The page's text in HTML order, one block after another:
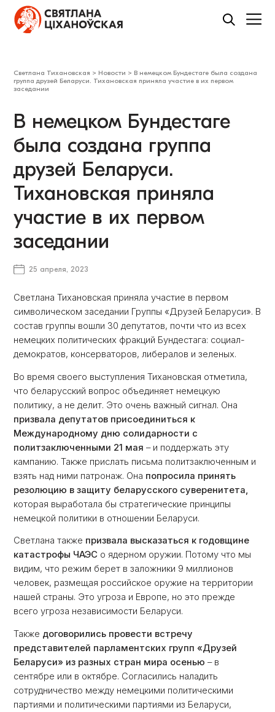
Светлана Тихановская > Новости > В немецком Бундестаге была создана
группа друзей Беларуси. Тихановская приняла участие в их первом
заседании
В немецком Бундестаге
была создана группа
друзей Беларуси.
Тихановская приняла
участие в их первом
заседании
25 апреля, 2023
Светлана Тихановская приняла участие в первом
символическом заседании Группы «Друзей Беларуси». В
состав группы вошли 30 депутатов, почти что из всех
немецких политических фракций Бундестага: социал-
демократов, консерваторов, либералов и зеленых.
Во время своего выступления Тихановская отметила,
что беларусский вопрос объединяет немецкую
политику, а не делит. Это очень важный сигнал. Она
призвала депутатов присоединиться к
Международному дню солидарности с
политзаключенными 21 мая – и поддержать эту
кампанию. Также прислать письма политзаключенным и
взять над ними патронаж. Она попросила принять
резолюцию в защиту беларусского суверенитета,
которая выработала бы стратегические принципы
немецкой политики в отношении Беларуси.
Светлана также призвала высказаться к годовщине
катастрофы ЧАЭС о ядерном оружии. Потому что мы
видим, что режим берет в заложники 9 миллионов
человек, размещая российское оружие на территории
нашей страны. Это угроза и Европе, но это прежде
всего угроза независимости Беларуси.
Также договорились провести встречу
представителей парламентских групп «Друзей
Беларуси» из разных стран мира осенью – в
сентябре или в октябре. Согласились наладить
сотрудничество между немецкими политическими
партиями и политическими партиями из Беларуси,